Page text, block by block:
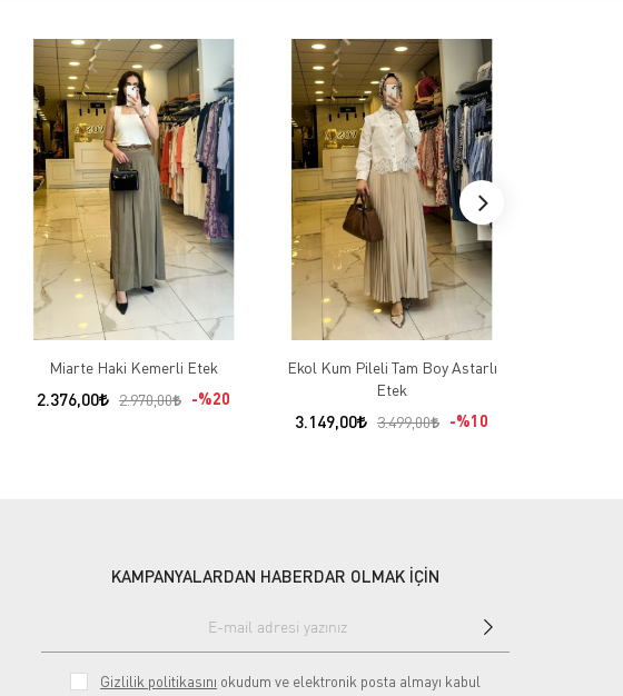
Miarte Haki Kemerli Etek
2.376,00 2.970,00 %20
Ekol Kum Pileli Tam Boy Astarlı
Etek
3.149,00 3.499,00 %10
KAMPANYALARDAN HABERDAR OLMAK İÇİN
Gizlilik politikasını okudum ve elektronik posta almayı kabul